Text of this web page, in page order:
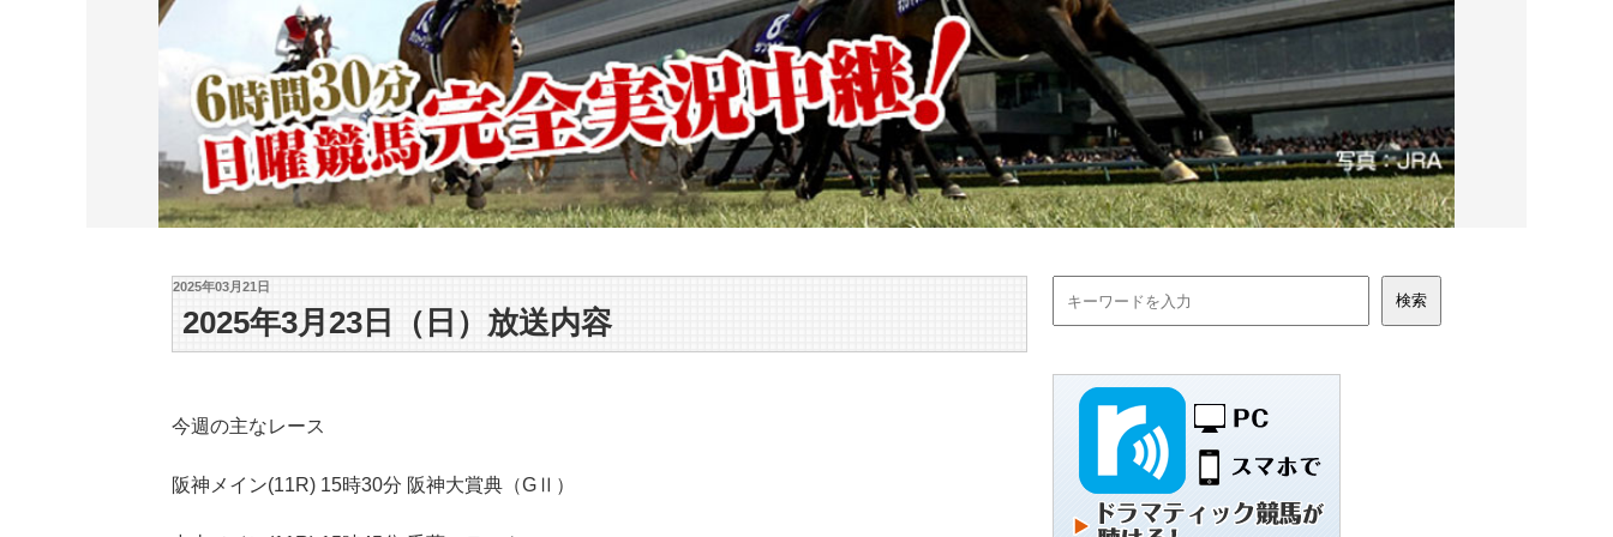
2025年03月21日
2025年3月23日（日）放送内容
今週の主なレース
阪神メイン(11R) 15時30分 阪神大賞典（GⅡ）